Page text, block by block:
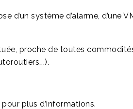
d’un système d’alarme, d’une
proche de toutes
plus d’informations.